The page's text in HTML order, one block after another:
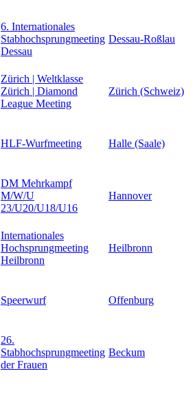
6. Internationales
Stabhochsprungmeeting
Dessau
Dessau-Roßlau
Zürich | Weltklasse
Zürich | Diamond
League Meeting
Zürich (Schweiz)
HLF-Wurfmeeting Halle (Saale)
DM Mehrkampf
M/W/U
23/U20/U18/U16
Hannover
Internationales
Hochsprungmeeting
Heilbronn
Heilbronn
Speerwurf Offenburg
26.
Stabhochsprungmeeting
der Frauen
Beckum